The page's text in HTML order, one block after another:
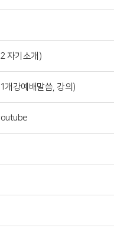
자기소개)
개강예배말씀, 강의)